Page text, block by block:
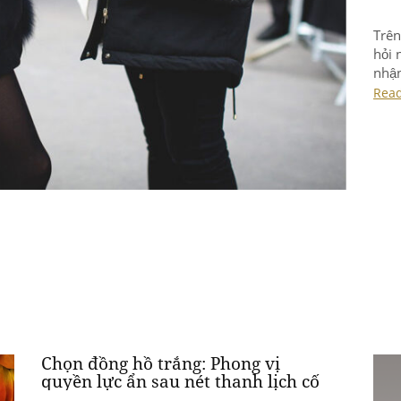
Chọn đồng hồ trắng: Phong vị
quyền lực ẩn sau nét thanh lịch cố